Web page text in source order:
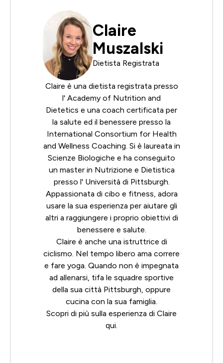
Claire
Muszalski
Dietista Registrata
Claire è una dietista registrata presso
l' Academy of Nutrition and
Dietetics e una coach certificata per
la salute ed il benessere presso la
International Consortium for Health
and Wellness Coaching . Si è laureata in
Scienze Biologiche e ha conseguito
un master in Nutrizione e Dietistica
presso l' Università di Pittsburgh.
Appassionata di cibo e fitness, adora
usare la sua esperienza per aiutare gli
altri a raggiungere i proprio obiettivi di
benessere e salute.
Claire è anche una istruttrice di
ciclismo. Nel tempo libero ama correre
e fare yoga. Quando non è impegnata
ad allenarsi, tifa le squadre sportive
della sua città Pittsburgh, oppure
cucina con la sua famiglia.
Scopri di più sulla esperienza di Claire
qui